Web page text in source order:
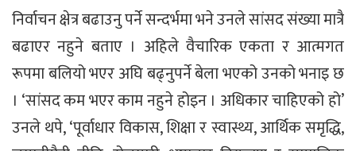
निर्वाचन क्षेत्र बढाउनु पर्ने सन्दर्भमा भने उनले सांसद संख्या मात्रै
बढाएर नहुने बताए । अहिले वैचारिक एकता र आत्मगत
रूपमा बलियो भएर अघि बढ्नुपर्ने बेला भएको उनको भनाइ छ
। ‘सांसद कम भएर काम नहुने होइन । अधिकार चाहिएको हो’
उनले थपे, ‘पूर्वाधार विकास, शिक्षा र स्वास्थ्य, आर्थिक समृद्धि,